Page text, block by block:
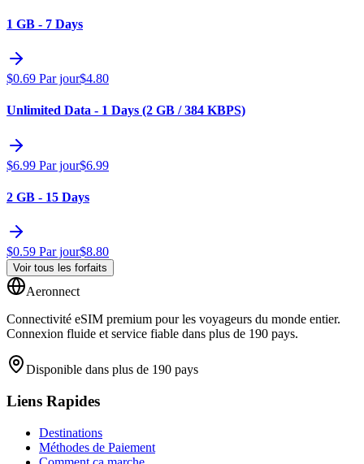
1 GB - 7 Days
$0.69 Par jour$4.80
Unlimited Data - 1 Days (2 GB / 384 KBPS)
$6.99 Par jour$6.99
2 GB - 15 Days
$0.59 Par jour$8.80
Voir tous les forfaits
Aeronnect
Connectivité eSIM premium pour les voyageurs du monde entier.
Connexion fluide et service fiable dans plus de 190 pays.
Disponible dans plus de 190 pays
Liens Rapides
Destinations
Méthodes de Paiement